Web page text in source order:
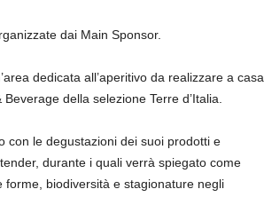
dai Main Sponsor.
dedicata all’aperitivo da realizzare a casa
della selezione Terre d’Italia.
con le degustazioni dei suoi prodotti e
durante i quali verrà spiegato come
forme, biodiversità e stagionature negli